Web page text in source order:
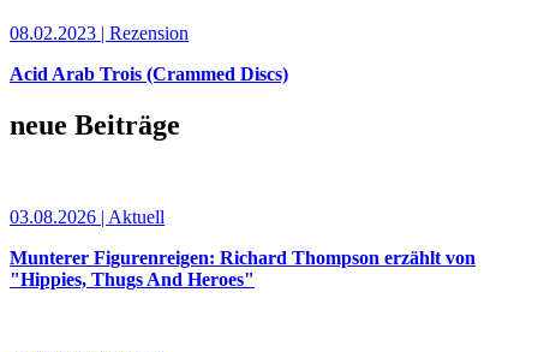
08.02.2023 | Rezension
Acid Arab Trois (Crammed Discs)
neue Beiträge
03.08.2026 | Aktuell
Munterer Figurenreigen: Richard Thompson erzählt von
"Hippies, Thugs And Heroes"